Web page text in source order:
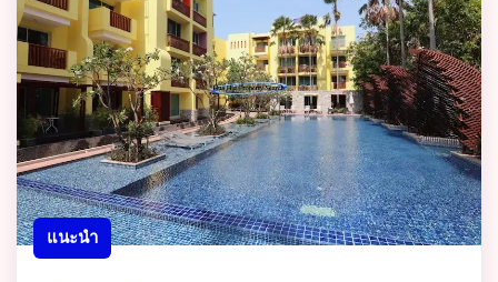
แนะนำ